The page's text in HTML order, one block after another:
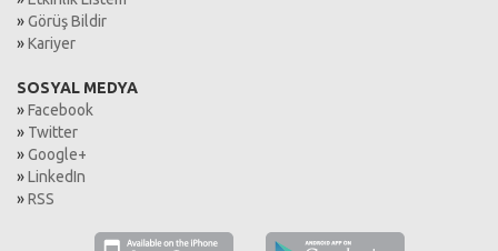
»Görüş Bildir
»Kariyer
SOSYAL MEDYA
»Facebook
» Twitter
»Google+
»LinkedIn
»RSS